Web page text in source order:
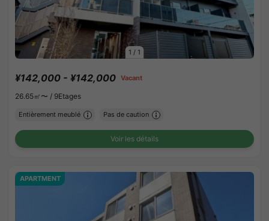
1 / 1
¥142,000 - ¥142,000 Vacant
26.65㎡〜 / 9Etages
Entièrement meublé Pas de caution
Voir les détails
APARTMENT